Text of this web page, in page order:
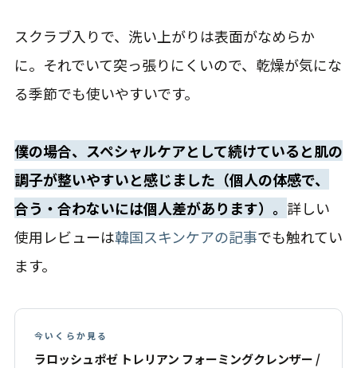
スクラブ入りで、洗い上がりは表面がなめらか
に。それでいて突っ張りにくいので、乾燥が気にな
る季節でも使いやすいです。
僕の場合、スペシャルケアとして続けていると肌の
調子が整いやすいと感じました（個人の体感で、
合う・合わないには個人差があります）。 詳しい
使用レビューは韓国スキンケアの記事でも触れてい
ます。
今いくらか見る
ラロッシュポゼ トレリアン フォーミングクレンザー /